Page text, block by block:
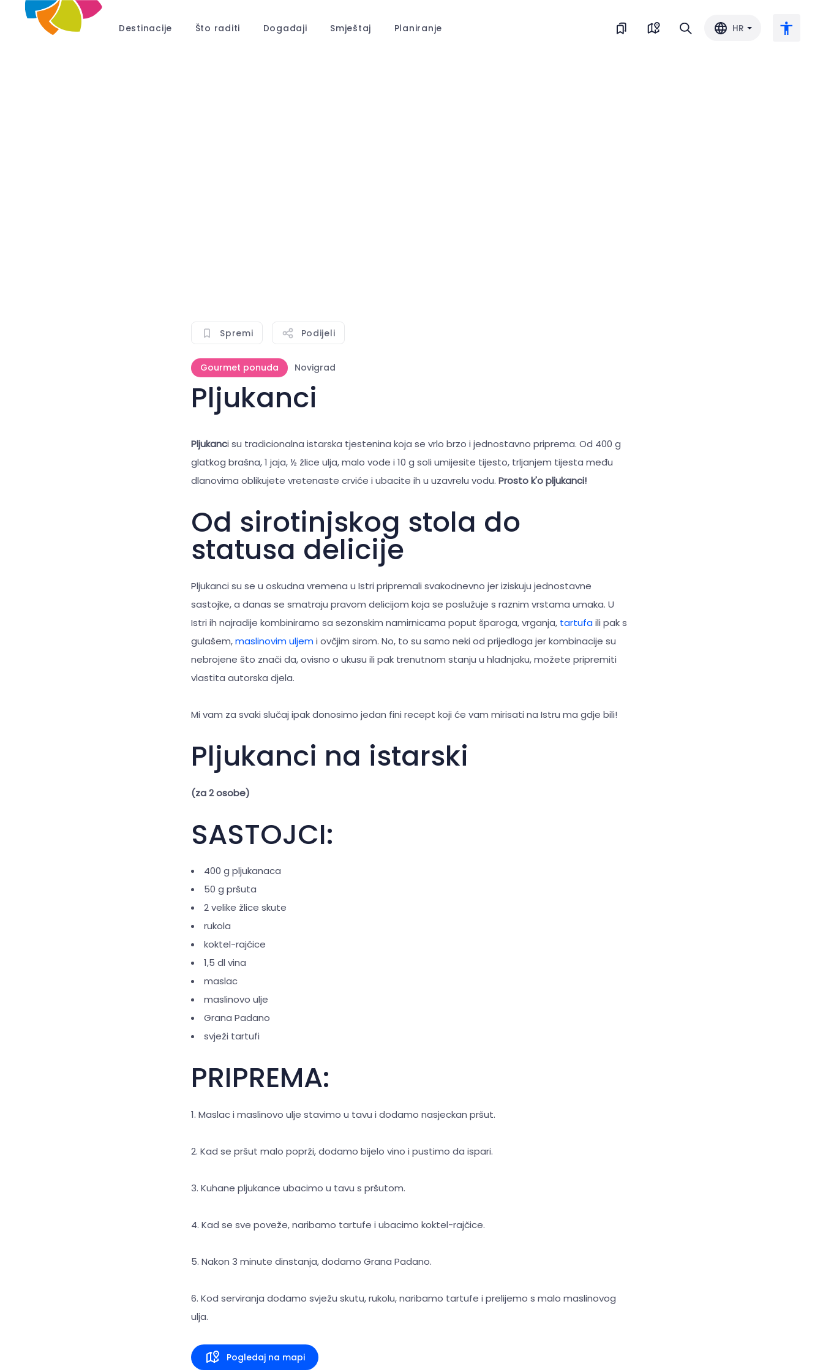
Destinacije Što raditi Događaji Smještaj Planiranje HR
Spremi Podijeli
Gourmet ponuda Novigrad
Pljukanci
Pljukanci su tradicionalna istarska tjestenina koja se vrlo brzo i jednostavno priprema. Od 400 g
glatkog brašna, 1 jaja, ½ žlice ulja, malo vode i 10 g soli umijesite tijesto, trljanjem tijesta među
dlanovima oblikujete vretenaste crviće i ubacite ih u uzavrelu vodu. Prosto k'o pljukanci!
Od sirotinjskog stola do
statusa delicije
Pljukanci su se u oskudna vremena u Istri pripremali svakodnevno jer iziskuju jednostavne
sastojke, a danas se smatraju pravom delicijom koja se poslužuje s raznim vrstama umaka. U
Istri ih najradije kombiniramo sa sezonskim namirnicama poput šparoga, vrganja, tartufaili pak s
gulašem,maslinovim uljemi ovčjim sirom. No, to su samo neki od prijedloga jer kombinacije su
nebrojene što znači da, ovisno o ukusu ili pak trenutnom stanju u hladnjaku, možete pripremiti
vlastita autorska djela.
Mi vam za svaki slučaj ipak donosimo jedan fini recept koji će vam mirisati na Istru ma gdje bili!
Pljukanci na istarski
(za 2 osobe)
SASTOJCI:
400 g pljukanaca
50 g pršuta
2 velike žlice skute
rukola
koktel-rajčice
1,5 dl vina
maslac
maslinovo ulje
Grana Padano
svježi tartufi
PRIPREMA:
1. Maslac i maslinovo ulje stavimo u tavu i dodamo nasjeckan pršut.
2. Kad se pršut malo poprži, dodamo bijelo vino i pustimo da ispari.
3. Kuhane pljukance ubacimo u tavu s pršutom.
4. Kad se sve poveže, naribamo tartufe i ubacimo koktel-rajčice.
5. Nakon 3 minute dinstanja, dodamo Grana Padano.
6. Kod serviranja dodamo svježu skutu, rukolu, naribamo tartufe i prelijemo s malo maslinovog
ulja.
Pogledaj na mapi